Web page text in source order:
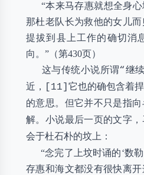
“本来马存惠就想全身
那杜老队长为救他的女儿
提拔到县上工作的确切消
向。”（第430页）
这与传统小说所谓“继
近，[11]它也的确包含着
的意思。但它并不只是指
解。小说最后一页的文字
会于杜石朴的坟上：
“念完了上坟时诵的‘数
存惠和海文都没有很快离